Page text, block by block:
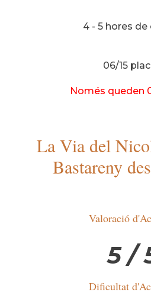
4 - 5 hores de
06/15
Només queden
La Via del
Bastareny
Valoració
5 /
Dificultat